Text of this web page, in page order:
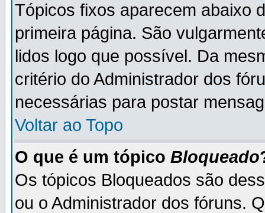
Tópicos fixos aparecem abaixo
primeira página. São
lidos logo que possível. Da
critério do Administrador dos
necessárias para postar
Voltar ao Topo
O que é um tópico Bloqueado
Os tópicos Bloqueados são
ou o Administrador dos fóruns.